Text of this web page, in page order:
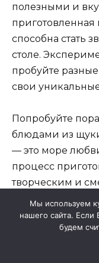
полезными и
способна стать
столе.
пробуйте
свои
Попробуйте
блюдами из
— это море
процесс
творческим и
встреча за
и тела.
Хотите быть в
Мы используем
нашего сайта. Если
будем